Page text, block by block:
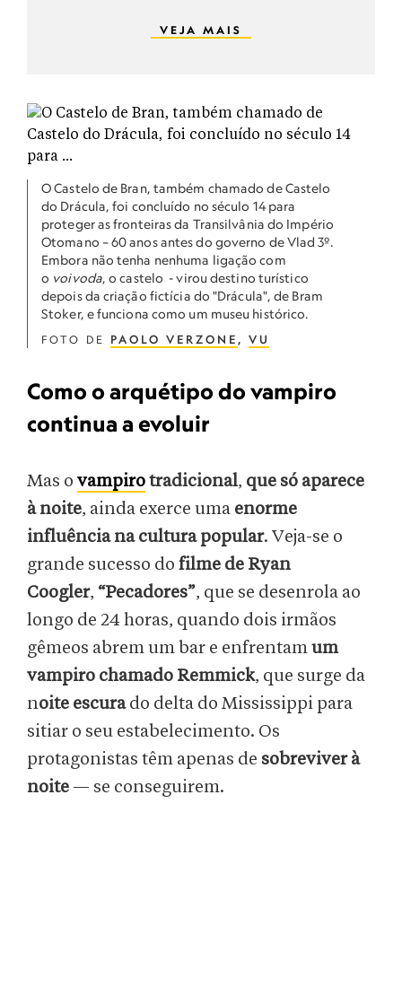
VEJA MAIS
O Castelo de Bran, também chamado de Castelo
do Drácula, foi concluído no século 14 para
proteger as fronteiras da Transilvânia do Império
Otomano – 60 anos antes do governo de Vlad 3º.
Embora não tenha nenhuma ligação com
o voivoda, o castelo - virou destino turístico
depois da criação fictícia do "Drácula", de Bram
Stoker, e funciona como um museu histórico.
FOTO DE PAOLO VERZONE , VU
Como o arquétipo do vampiro
continua a evoluir
Mas o vampirotradicional, que só aparece
à noite, ainda exerce uma enorme
influência na cultura popular. Veja-se o
grande sucesso do filme de Ryan
Coogler, “Pecadores”, que se desenrola ao
longo de 24 horas, quando dois irmãos
gêmeos abrem um bar e enfrentamum
vampiro chamado Remmick, que surge da
noite escurado delta do Mississippi para
sitiar o seu estabelecimento. Os
protagonistas têm apenas de sobreviver à
noite — se conseguirem.